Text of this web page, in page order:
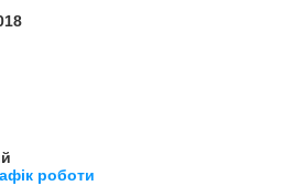
роботи